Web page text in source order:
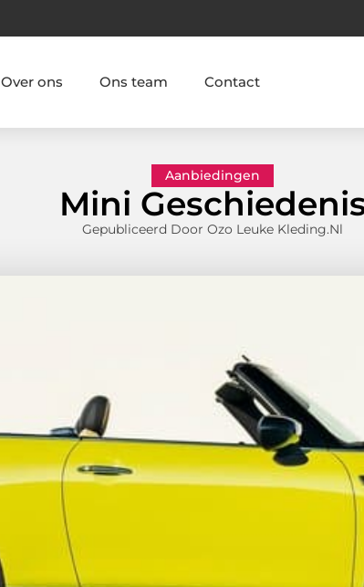
Over ons Ons team Contact
Aanbiedingen
Mini
Gepubliceerd Door Ozo Leuke Kleding.nl